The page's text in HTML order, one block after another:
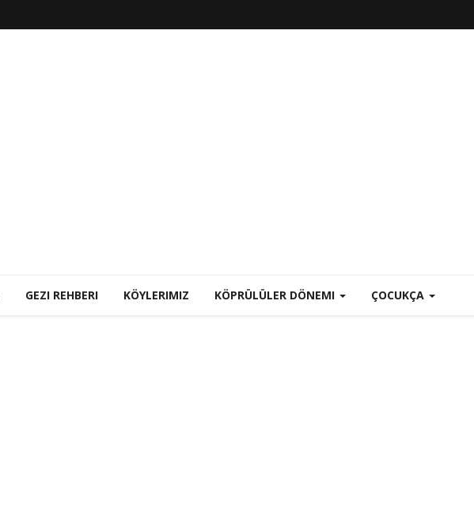
GEZI REHBERI KÖYLERIMIZ KÖPRÜLÜLER DÖNEMI ÇOCUKÇA